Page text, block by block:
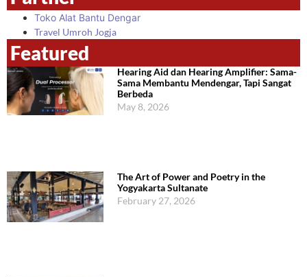
Toko Alat Bantu Dengar
Travel Umroh Jogja
Featured
Hearing Aid dan Hearing Amplifier: Sama-
Sama Membantu Mendengar, Tapi Sangat
Berbeda
May 8, 2026
The Art of Power and Poetry in the
Yogyakarta Sultanate
February 27, 2026